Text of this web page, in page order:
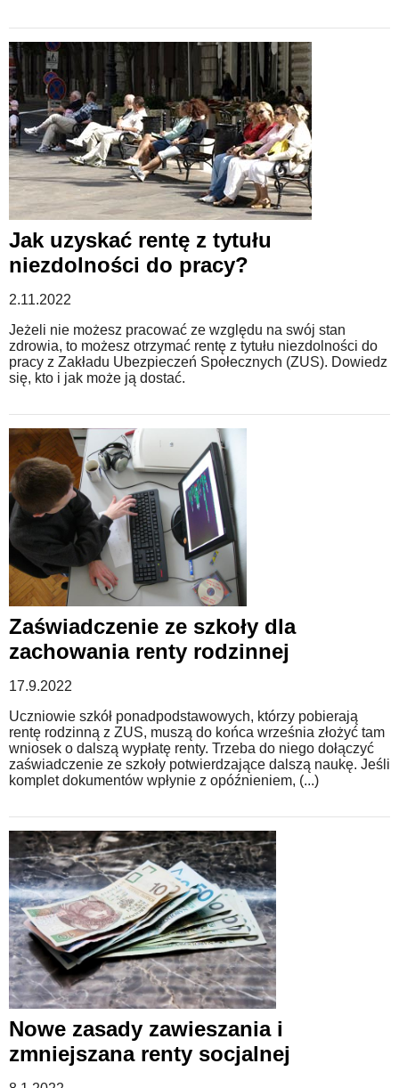
Jak uzyskać rentę z tytułu
niezdolności do pracy?
2.11.2022
Jeżeli nie możesz pracować ze względu na swój stan
zdrowia, to możesz otrzymać rentę z tytułu niezdolności do
pracy z Zakładu Ubezpieczeń Społecznych (ZUS). Dowiedz
się, kto i jak może ją dostać.
Zaświadczenie ze szkoły dla
zachowania renty rodzinnej
17.9.2022
Uczniowie szkół ponadpodstawowych, którzy pobierają
rentę rodzinną z ZUS, muszą do końca września złożyć tam
wniosek o dalszą wypłatę renty. Trzeba do niego dołączyć
zaświadczenie ze szkoły potwierdzające dalszą naukę. Jeśli
komplet dokumentów wpłynie z opóźnieniem, (...)
Nowe zasady zawieszania i
zmniejszana renty socjalnej